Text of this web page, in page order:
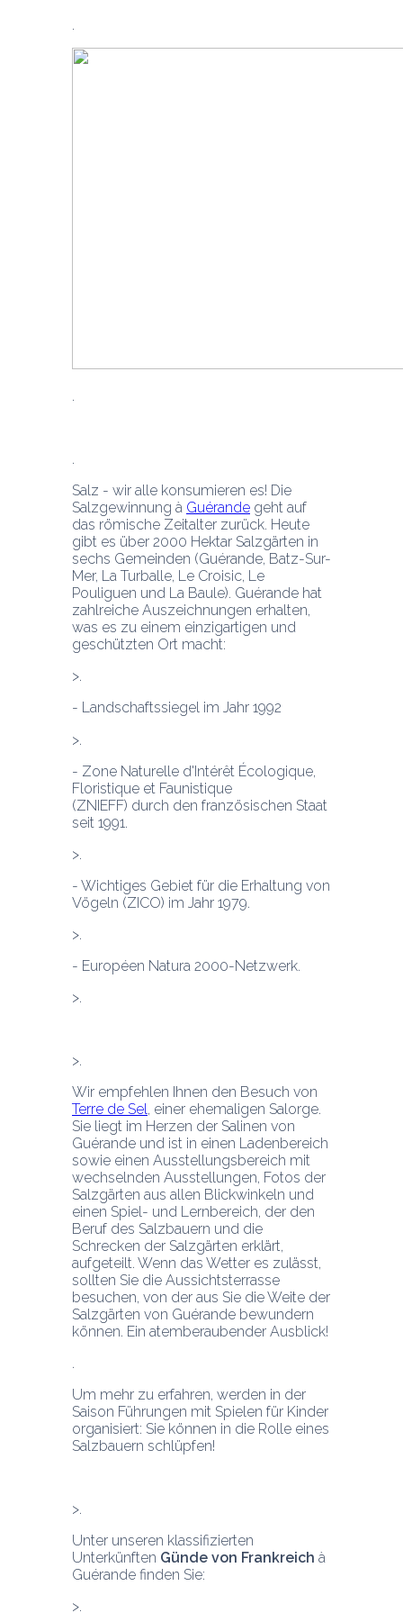
Salz - wir alle konsumieren es! Die
Salzgewinnung à Guérande geht auf
das römische Zeitalter zurück. Heute
gibt es über 2000 Hektar Salzgärten in
sechs Gemeinden (Guérande, Batz-Sur-
Mer, La Turballe, Le Croisic, Le
Pouliguen und La Baule). Guérande hat
zahlreiche Auszeichnungen erhalten,
was es zu einem einzigartigen und
geschützten Ort macht:
- Landschaftssiegel im Jahr 1992
- Zone Naturelle d'Intérêt Écologique,
Floristique et Faunistique
(ZNIEFF) durch den französischen Staat
seit 1991.
- Wichtiges Gebiet für die Erhaltung von
Vögeln (ZICO) im Jahr 1979.
- Européen Natura 2000-Netzwerk.
Terre de Sel, einer ehemaligen Salorge.
Sie liegt im Herzen der Salinen von
Guérande und ist in einen Ladenbereich
sowie einen Ausstellungsbereich mit
wechselnden Ausstellungen, Fotos der
Salzgärten aus allen Blickwinkeln und
einen Spiel- und Lernbereich, der den
Beruf des Salzbauern und die
Schrecken der Salzgärten erklärt,
aufgeteilt. Wenn das Wetter es zulässt,
sollten Sie die Aussichtsterrasse
besuchen, von der aus Sie die Weite der
Salzgärten von Guérande bewundern
können. Ein atemberaubender Ausblick!
Um mehr zu erfahren, werden in der
Saison Führungen mit Spielen für Kinder
organisiert: Sie können in die Rolle eines
Unter unseren klassifizierten
Unterkünften Günde von Frankreich à
Guérande finden Sie: